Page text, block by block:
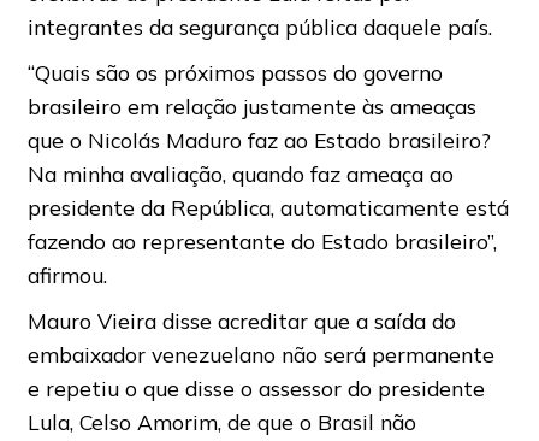
integrantes da segurança pública daquele país.
“Quais são os próximos passos do governo
brasileiro em relação justamente às ameaças
que o Nicolás Maduro faz ao Estado brasileiro?
Na minha avaliação, quando faz ameaça ao
presidente da República, automaticamente está
fazendo ao representante do Estado brasileiro”,
afirmou.
Mauro Vieira disse acreditar que a saída do
embaixador venezuelano não será permanente
e repetiu o que disse o assessor do presidente
Lula, Celso Amorim, de que o Brasil não